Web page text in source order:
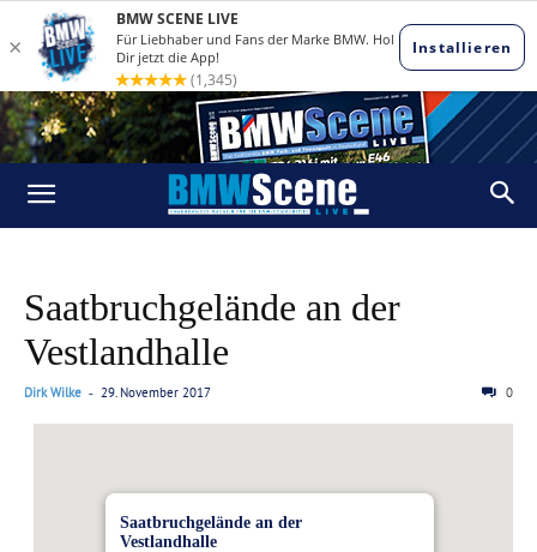
Saatbruchgelände an der
Vestlandhalle
Dirk Wilke - 29. November 2017 0
Saatbruchgelände an der
Vestlandhalle